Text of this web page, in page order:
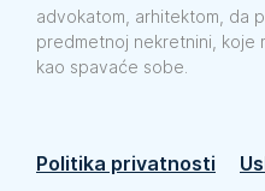
advokatom, arhitektom, da
predmetnoj nekretnini, koje
kao spavaće sobe.
Politika privatnosti